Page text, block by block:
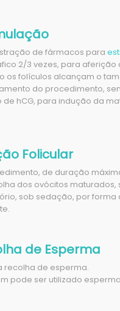
de fármacos para
2/3 vezes, para
os folículos alcançam o
do procedimento,
de hCG, para indução da
Folicular
de duração
dos ovócitos
sob sedação, por
de Esperma
recolha de esperma.
pode ser utilizado